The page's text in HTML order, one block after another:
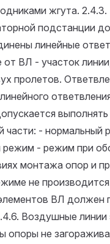
жгута. 2.4.3.
подстанции
линейные
ВЛ - участок
пролетов.
выполнять
части: -
режим - режим при
монтажа опор и
не
ВЛ должен
Воздушные
опоры не